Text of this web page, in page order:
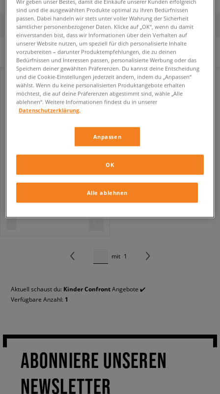
FILTER SORTIERE
Es wurden keine Filter ausgewählt.
CONFRONT HUT CONFRONT\HUT OCONEE
4,99 €
mit 1
Aktuell schaust du: Kinder ConfrontAngebote ✔️
Verfügbare Anzahl: 1
ABONNIERE UNSEREN
NEWSLETTER
sind und die ausgewählten Produkte optimal zu ihren Bedürfnissen
passen. Dabei handeln wir stets unter voller Wahrung der Sicherheit
sämtlicher personenbezogener Daten. Klicke auf „OK“, wenn du damit
einverstanden bist, dass wir Informationen über dein Verhalten auf
unserer Website nutzen, um speziell für dich personalisierte Inhalte
vorzubereiten – darunter Produktempfehlungen, die zu deinen
Bedürfnissen und Interessen passen, personalisierte Werbung oder das
Speichern deiner gewählten Präferenzen. Du kannst deine Entscheidung
und die Cookie-Einstellungen jederzeit ändern, indem du „Anpassen“
wählst. Wenn du keine personalisierten Produktangebote erhalten
möchtest, die auf deine Präferenzen abgestimmt sind, wähle „Alle
ablehnen“. Weitere Informationen findest du in unserer
Datenschutzerklärung.
Anpassen
Alle ablehnen
OK